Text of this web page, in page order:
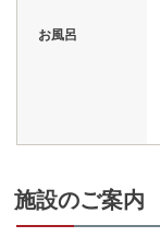
お風呂
施設のご案内